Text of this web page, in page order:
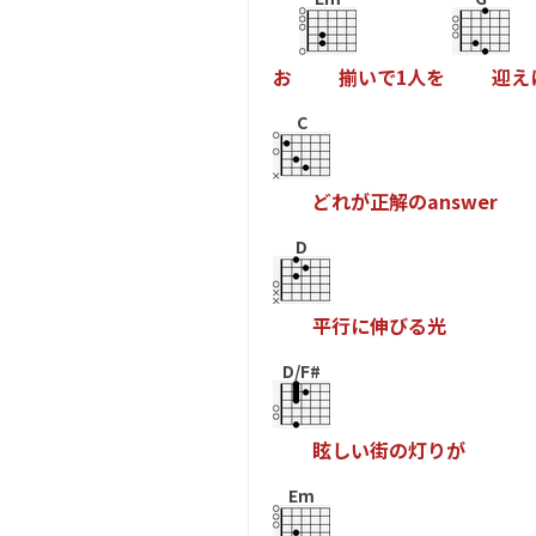
お 揃いで1人を 迎え
C
どれが正解のanswer
D
平行に伸びる光
D/F#
眩しい街の灯りが
Em